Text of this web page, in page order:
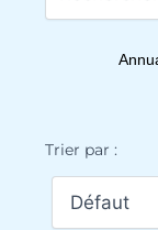
Trier par :